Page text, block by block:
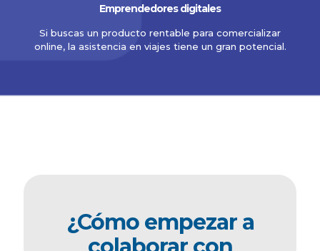
Emprendedores digitales
Si buscas un producto rentable para comercializar
online, la asistencia en viajes tiene un gran potencial.
¿Cómo empezar a